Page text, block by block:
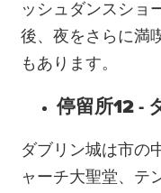
ッシュダンスショ
後、夜をさらに満
もあります。
停留所12 -
ダブリン城は市の
ャーチ大聖堂、テ